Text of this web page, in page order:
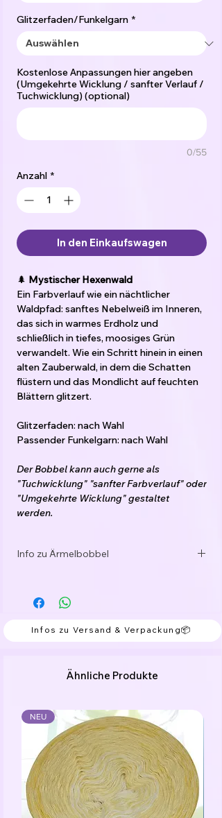
Glitzerfaden/Funkelgarn *
Kostenlose Anpassungen hier angeben
(Umgekehrte Wicklung / sanfter Verlauf /
Tuchwicklung) (optional)
0/55
Anzahl *
In den Einkaufswagen
🌲 Mystischer Hexenwald
Ein Farbverlauf wie ein nächtlicher
Waldpfad: sanftes Nebelweiß im Inneren,
das sich in warmes Erdholz und
schließlich in tiefes, moosiges Grün
verwandelt. Wie ein Schritt hinein in einen
alten Zauberwald, in dem die Schatten
flüstern und das Mondlicht auf feuchten
Blättern glitzert.
Glitzerfaden: nach Wahl
Passender Funkelgarn: nach Wahl
Der Bobbel kann auch gerne als
"Tuchwicklung" "sanfter Farbverlauf" oder
"Umgekehrte Wicklung" gestaltet
werden.
Glitzerfaden/Funkelgarn und bestimme
berechnet sich automatisch.
Andere Stärken gerne auf Anfrage per
verzwirnt.
Die Farbwechsel sind mit kleinen Knoten
verbunden, welche einfach mitgearbeitet
werden können.
Der Bobbel kann von innen oder von
außen begonnen werden.
Je nachdem wie die Farben verlaufen
Info zu Ärmelbobbel
Ärmelbobbel. Sende mir dazu bitte ein
Mail an office@verbobbelt.at.
Infos zu Versand & Verpackung📦
Ähnliche Produkte
NEU